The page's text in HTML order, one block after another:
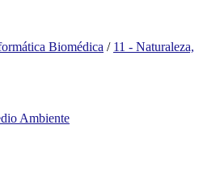
Biomédica / 11 - Naturaleza,
Ambiente